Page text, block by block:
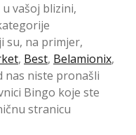
vašoj blizini,
su, na primjer,
, Best, Belamionix,
nas niste pronašli
Bingo koje ste
stranicu